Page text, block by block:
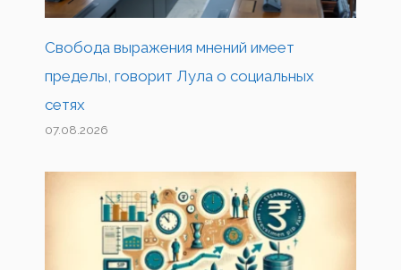
Свобода выражения мнений имеет
пределы, говорит Лула о социальных
сетях
07.08.2026